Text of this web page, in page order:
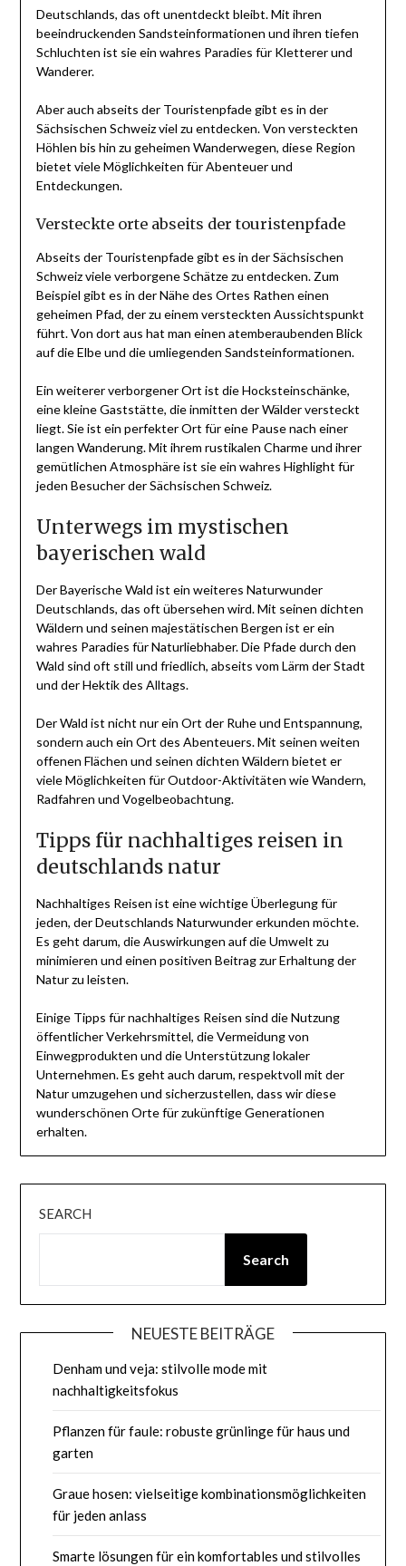
Deutschlands, das oft unentdeckt bleibt. Mit ihren
beeindruckenden Sandsteinformationen und ihren tiefen
Schluchten ist sie ein wahres Paradies für Kletterer und
Wanderer.
Aber auch abseits der Touristenpfade gibt es in der
Sächsischen Schweiz viel zu entdecken. Von versteckten
Höhlen bis hin zu geheimen Wanderwegen, diese Region
bietet viele Möglichkeiten für Abenteuer und
Entdeckungen.
Versteckte orte abseits der touristenpfade
Abseits der Touristenpfade gibt es in der Sächsischen
Schweiz viele verborgene Schätze zu entdecken. Zum
Beispiel gibt es in der Nähe des Ortes Rathen einen
geheimen Pfad, der zu einem versteckten Aussichtspunkt
führt. Von dort aus hat man einen atemberaubenden Blick
auf die Elbe und die umliegenden Sandsteinformationen.
Ein weiterer verborgener Ort ist die Hocksteinschänke,
eine kleine Gaststätte, die inmitten der Wälder versteckt
liegt. Sie ist ein perfekter Ort für eine Pause nach einer
langen Wanderung. Mit ihrem rustikalen Charme und ihrer
gemütlichen Atmosphäre ist sie ein wahres Highlight für
jeden Besucher der Sächsischen Schweiz.
Unterwegs im mystischen
bayerischen wald
Der Bayerische Wald ist ein weiteres Naturwunder
Deutschlands, das oft übersehen wird. Mit seinen dichten
Wäldern und seinen majestätischen Bergen ist er ein
wahres Paradies für Naturliebhaber. Die Pfade durch den
Wald sind oft still und friedlich, abseits vom Lärm der Stadt
und der Hektik des Alltags.
Der Wald ist nicht nur ein Ort der Ruhe und Entspannung,
sondern auch ein Ort des Abenteuers. Mit seinen weiten
offenen Flächen und seinen dichten Wäldern bietet er
viele Möglichkeiten für Outdoor-Aktivitäten wie Wandern,
Radfahren und Vogelbeobachtung.
Tipps für nachhaltiges reisen in
deutschlands natur
Nachhaltiges Reisen ist eine wichtige Überlegung für
jeden, der Deutschlands Naturwunder erkunden möchte.
Es geht darum, die Auswirkungen auf die Umwelt zu
minimieren und einen positiven Beitrag zur Erhaltung der
Natur zu leisten.
Einige Tipps für nachhaltiges Reisen sind die Nutzung
öffentlicher Verkehrsmittel, die Vermeidung von
Einwegprodukten und die Unterstützung lokaler
Unternehmen. Es geht auch darum, respektvoll mit der
Natur umzugehen und sicherzustellen, dass wir diese
wunderschönen Orte für zukünftige Generationen
erhalten.
SEARCH
Search
NEUESTE BEITRÄGE
Denham und veja: stilvolle mode mit
nachhaltigkeitsfokus
Pflanzen für faule: robuste grünlinge für haus und
garten
Graue hosen: vielseitige kombinationsmöglichkeiten
für jeden anlass
Smarte lösungen für ein komfortables und stilvolles